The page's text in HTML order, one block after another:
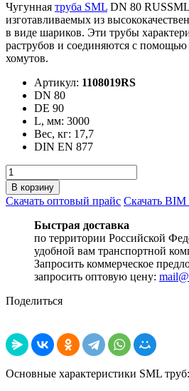
Чугунная труба SML DN 80
изготавливаемых из
в виде шариков. Эти трубы
раструбов и соединяются с
хомутов.
Артикул: 1108019RS
DN 80
DE 90
L, мм: 3000
Вес, кг: 17,7
DIN EN 877
Количество
товара
Чугунная
труба
В корзину
Скачать оптовый прайс Скачать BIM
Быстрая доставка
по территории Российской
удобной вам транспортной
Запросить коммерческое
запросить оптовую цену:
Поделиться
Основные характеристики SML труб: